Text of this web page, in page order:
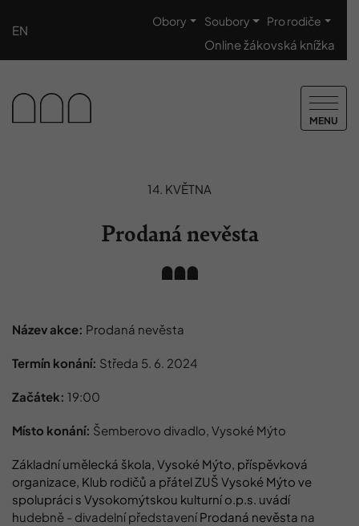
EN
Obory Soubory Pro rodiče
Online žákovská knížka
MENU
14. KVĚTNA
Prodaná nevěsta
Název akce: Prodaná nevěsta
Termín konání: Středa 5. 6. 2024
Začátek: 19:00
Místo konání: Šemberovo divadlo, Vysoké Mýto
Základní umělecká škola, Vysoké Mýto, příspěvková
organizace, Klub rodičů a přátel ZUŠ Vysoké Mýto ve
spolupráci s Vysokomýtskou kulturní o.p.s. uvádí
hudebně - divadelní představeníProdaná nevěsta na